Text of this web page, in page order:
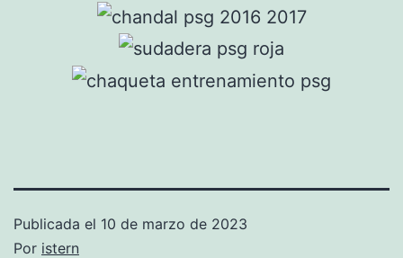
Publicada el 10 de marzo de 2023
Por istern